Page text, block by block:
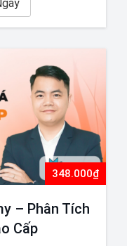
348.000₫
– Phân Tích
Cấp